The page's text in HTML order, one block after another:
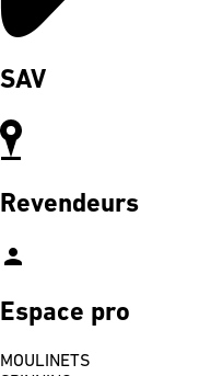
SAV
Revendeurs
person
Espace pro
MOULINETS